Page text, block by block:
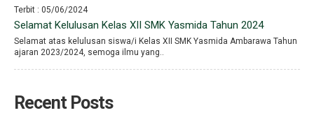
Terbit : 05/06/2024
Selamat Kelulusan Kelas XII SMK Yasmida Tahun 2024
Selamat atas kelulusan siswa/i Kelas XII SMK Yasmida Ambarawa Tahun
ajaran 2023/2024, semoga ilmu yang..
Recent Posts